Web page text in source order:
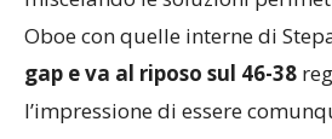
miscelando le soluzioni
Oboe con quelle interne di
gap e va al riposo sul 46-38
l’impressione di essere